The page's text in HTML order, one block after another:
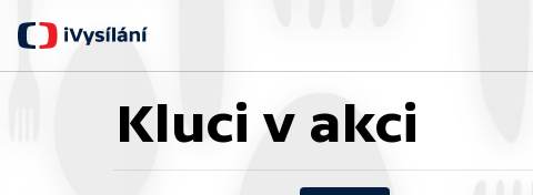
Kluci v akci